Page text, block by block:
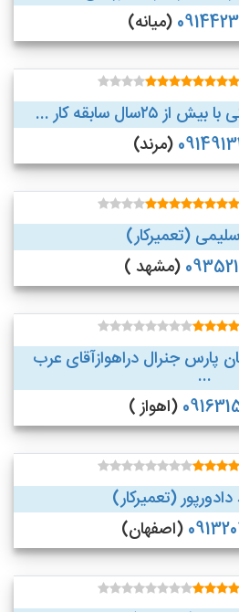
(میانه)
سابقه کار ...
(مرند)
(تعمیرکار)
(مشهد )
پارس جنرال دراهوازآقای عرب
...
(اهواز )
(تعمیرکار)
(اصفهان)